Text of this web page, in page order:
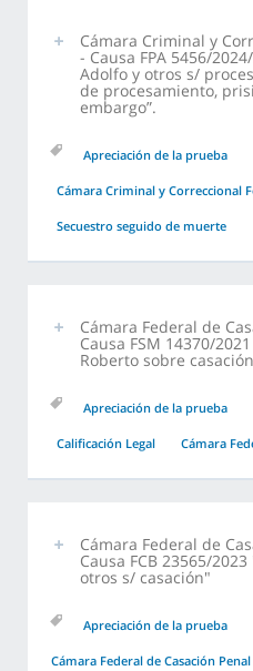
Cámara Criminal y
- Causa FPA 5456/
Adolfo y otros s/
de procesamiento,
embargo”.
Apreciación de la prueba
Cámara Criminal y Correccional
Secuestro seguido de muerte
Cámara Federal de
Causa FSM 14370/
Roberto sobre
Apreciación de la prueba
Calificación Legal Cámara
Cámara Federal de
Causa FCB 23565/
otros s/ casación"
Apreciación de la prueba
Cámara Federal de Casación Penal